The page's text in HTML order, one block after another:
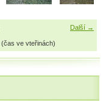
Další →
(čas ve vteřinách)